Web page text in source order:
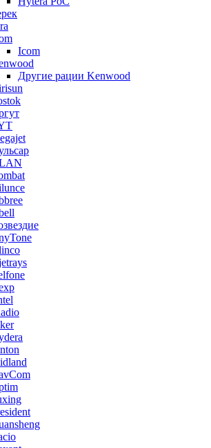
Icom
Другие рации Kenwood